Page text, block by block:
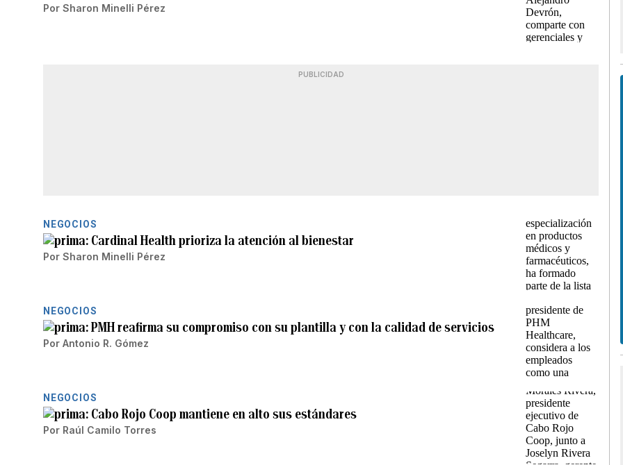
Por Sharon Minelli Pérez
PUBLICIDAD
NEGOCIOS
Cardinal Health prioriza la atención al bienestar
Por Sharon Minelli Pérez
NEGOCIOS
PMH reafirma su compromiso con su plantilla y con la calidad de servicios
Por Antonio R. Gómez
NEGOCIOS
Cabo Rojo Coop mantiene en alto sus estándares
Por Raúl Camilo Torres